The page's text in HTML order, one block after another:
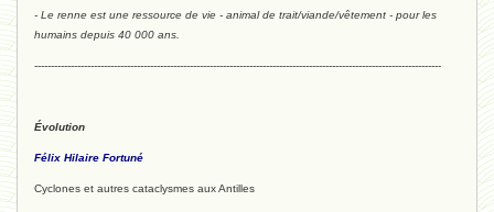
- Le renne est une ressource de vie - animal de trait/viande/vêtement - pour les
humains depuis 40 000 ans.
---------------------------------------------------------------------------------------------------------------------------
Évolution
Félix Hilaire Fortuné
Cyclones et autres cataclysmes aux Antilles